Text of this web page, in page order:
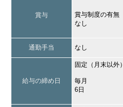
賞与
賞与制度の有無
なし
通勤手当 なし
給与の締め日
固定（月末以外）
毎月
6日